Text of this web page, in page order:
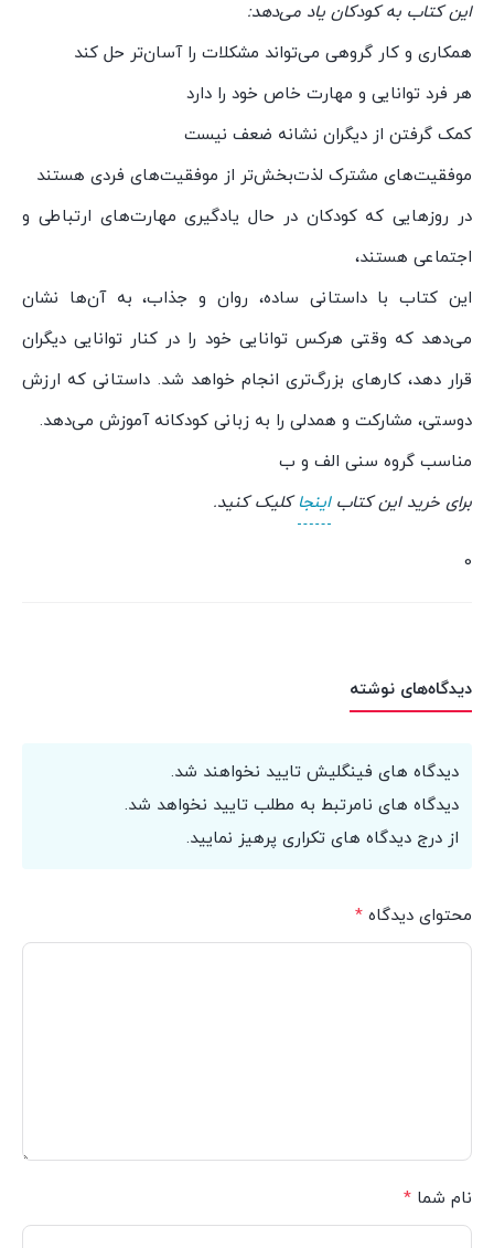
این کتاب به کودکان یاد می‌دهد:
همکاری و کار گروهی می‌تواند مشکلات را آسان‌تر حل کند
هر فرد توانایی و مهارت خاص خود را دارد
کمک گرفتن از دیگران نشانه ضعف نیست
موفقیت‌های مشترک لذت‌بخش‌تر از موفقیت‌های فردی هستند
در روزهایی که کودکان در حال یادگیری مهارت‌های ارتباطی و
اجتماعی هستند،
این کتاب با داستانی ساده، روان و جذاب، به آن‌ها نشان
می‌دهد که وقتی هرکس توانایی خود را در کنار توانایی دیگران
قرار دهد، کارهای بزرگ‌تری انجام خواهد شد. داستانی که ارزش
دوستی، مشارکت و همدلی را به زبانی کودکانه آموزش می‌دهد.
مناسب گروه سنی الف و ب
برای خرید این کتاباینجاکلیک کنید.
0
دیدگاه‌های نوشته
دیدگاه های فینگلیش تایید نخواهند شد.
دیدگاه های نامرتبط به مطلب تایید نخواهد شد.
از درج دیدگاه های تکراری پرهیز نمایید.
محتوای دیدگاه *
نام شما *